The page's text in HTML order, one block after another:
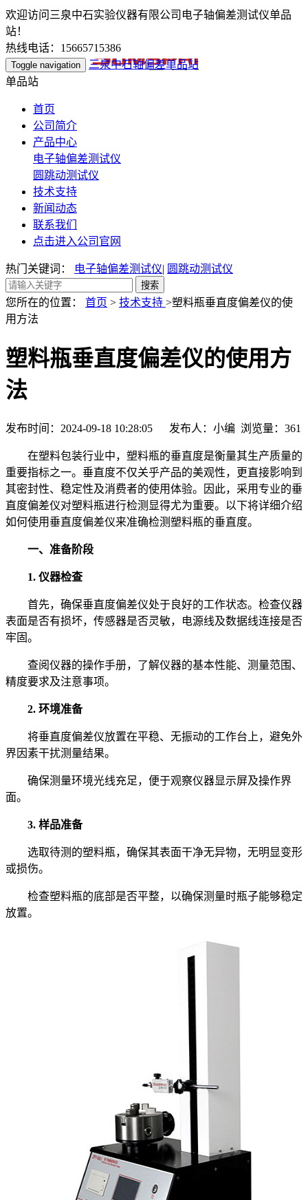
欢迎访问三泉中石实验仪器有限公司电子轴偏差测试仪单品
站！
热线电话：15665715386
Toggle navigation
三泉中石轴偏差单品站
单品站
首页
公司简介
产品中心
电子轴偏差测试仪
圆跳动测试仪
技术支持
新闻动态
联系我们
点击进入公司官网
热门关键词： 电子轴偏差测试仪| 圆跳动测试仪
您所在的位置： 首页 > 技术支持 >塑料瓶垂直度偏差仪的使
用方法
塑料瓶垂直度偏差仪的使用方
法
发布时间：2024-09-18 10:28:05 发布人：小编 浏览量： 361
在塑料包装行业中，塑料瓶的垂直度是衡量其生产质量的
重要指标之一。垂直度不仅关乎产品的美观性，更直接影响到
其密封性、稳定性及消费者的使用体验。因此，采用专业的垂
直度偏差仪对塑料瓶进行检测显得尤为重要。以下将详细介绍
如何使用垂直度偏差仪来准确检测塑料瓶的垂直度。
一、准备阶段
1. 仪器检查
首先，确保垂直度偏差仪处于良好的工作状态。检查仪器
表面是否有损坏，传感器是否灵敏，电源线及数据线连接是否
牢固。
查阅仪器的操作手册，了解仪器的基本性能、测量范围、
精度要求及注意事项。
2. 环境准备
将垂直度偏差仪放置在平稳、无振动的工作台上，避免外
界因素干扰测量结果。
确保测量环境光线充足，便于观察仪器显示屏及操作界
面。
3. 样品准备
选取待测的塑料瓶，确保其表面干净无异物，无明显变形
或损伤。
检查塑料瓶的底部是否平整，以确保测量时瓶子能够稳定
放置。